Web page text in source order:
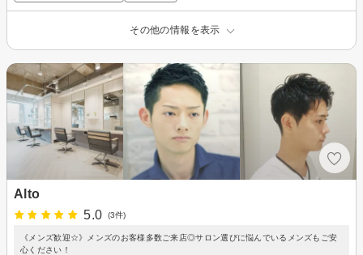
その他の情報を表示
Alto
5.0
(3件)
《メンズ歓迎☆》メンズのお客様多数ご来店◎サロン選びに悩んでいるメンズもご安
心ください！